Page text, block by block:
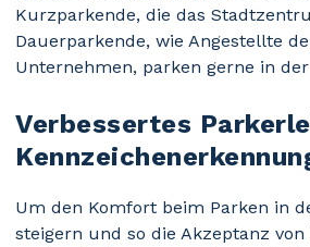
Kurzparkende, die das
Dauerparkende, wie Angestellte
Unternehmen, parken gerne in
Verbessertes
Um den Komfort beim Parken in
steigern und so die Akzeptanz